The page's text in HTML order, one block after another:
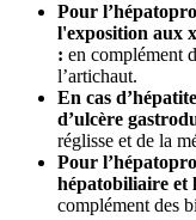
Pour
l'exposition aux
: en complément
l’artichaut.
En cas
d’ulcère
réglisse et de la
Pour
hépatobiliaire et
complément des